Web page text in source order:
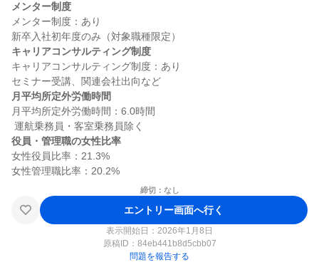
メンター制度
メンター制度：あり
キャリアコンサルティング制度
キャリアコンサルティング制度：あり
月平均所定外労働時間
月平均所定外労働時間：6.0時間
役員・管理職の女性比率
女性役員比率：21.3%
締切：なし
エントリー画面へ行く
表示開始日：2026年1月8日
原稿ID： 84eb441b8d5cbb07
問題を報告する